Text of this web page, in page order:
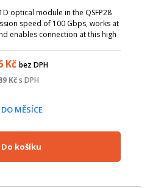
optical module in the QSFP28
speed of 100 Gbps, works at
enables connection at this high
Kč bez DPH
Kčs DPH
DO MĚSÍCE
Do košíku